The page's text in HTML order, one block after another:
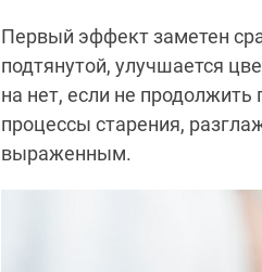
Первый эффект заметен
подтянутой, улучшается
на нет, если не
процессы старения,
выраженным.